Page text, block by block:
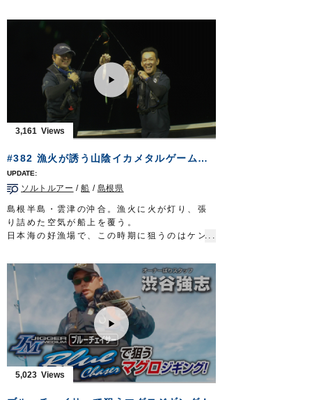
http://www.owner.co.jp
急流に育つ九頭竜の鮎は、味が良いことでも
鮎の友釣りに並々ならぬ情熱を注ぐのは井川
弘二郎さん。
静岡県の狩野川漁業協同組合の理事、放流委
員長を担いながら…伊豆の国市議会の議員と
して、鮎を活用した地域の振興を目指してい
志を胸に秘め北陸の名高き川に立つ。再認識
する友釣りの醍醐味。
指し示してくれる。
放送日 2019年9月8日
■タックル
竿：鮎竿 9m
仕掛け：
プロ完全仕掛複合メタル 0.06号
鼻かん周り： 移動鼻かんスイフト仕掛
ハリス： ザイト・鮎トップハリス フロロ
ハリ：スティング6.5号
3,161
#382 漁火が誘う山陰イカメタルゲーム～旬のシロイカが告げる夏の到来～
ソルトルアー /船 / 島根県
島根半島・雲津の沖合。漁火に火が灯り、張
り詰めた空気が船上を覆う。
日本海の好漁場で、この時期に狙うのはケン
呼ばれ、食味抜群。夏が旬の、ご当地グルメ
だ。
イカメタルを巧みに操るのは、倉敷のフィッ
シングショップに勤める重本尚也さん。
宝の山に当たれば望外の釣果が待っている。
漁火が誘う山陰イカメタルゲーム。その面白
さは、お墨付き…
眩きシロイカが夏の到来を告げる。
■放送日 2019年8月25日
■タックル
5,023